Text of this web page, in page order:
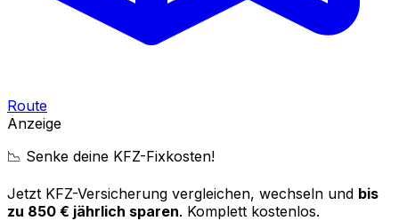
Route
Anzeige
📉 Senke deine KFZ-Fixkosten!
Jetzt KFZ-Versicherung vergleichen, wechseln und bis
zu 850 € jährlich sparen. Komplett kostenlos.